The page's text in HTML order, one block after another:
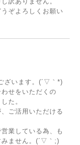
ぞよろしくお願い
ざいます。(´▽｀*)
せをいただくの
た。
ご活用いただける
業している為、も
ません。(´▽｀;)ゝ